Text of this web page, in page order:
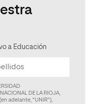
a Educación